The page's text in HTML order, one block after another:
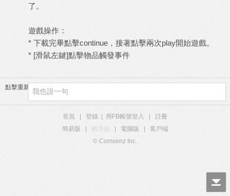
了。
遊戲操作：
* 下載完畢點擊continue，接著點擊兩次play開始遊戲。
* [滑鼠左鍵]點擊物品觸發事件
點擊重新加載
首頁 登錄 用FB帳號登入
註冊
簡易版
觸屏版 電腦版
客戶端
© Comsenz Inc.